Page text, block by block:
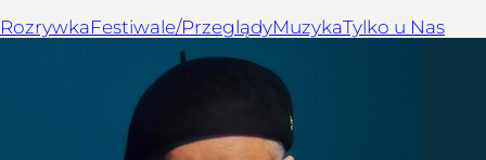
RozrywkaFestiwale/PrzeglądyMuzykaTylko u Nas